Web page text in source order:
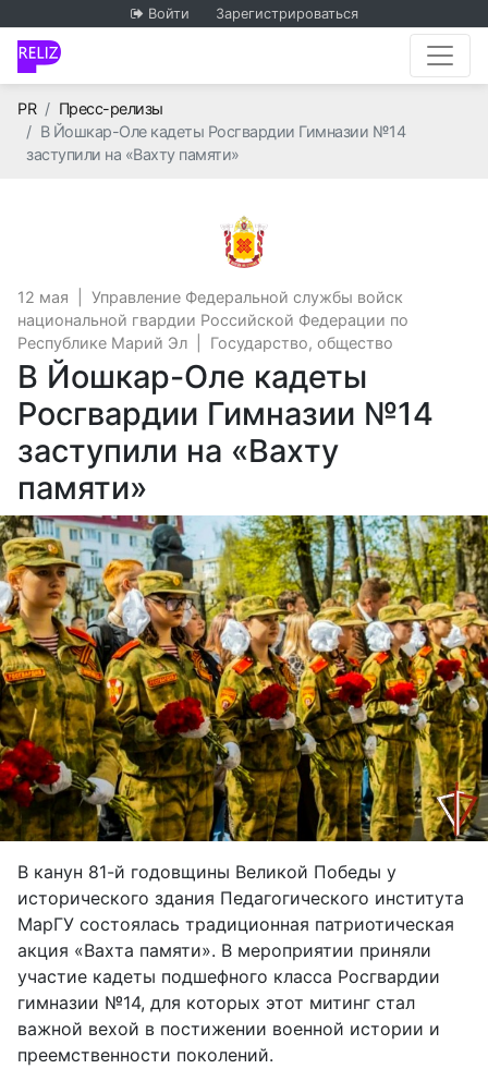
Войти Зарегистрироваться
PRГлавная
Пресс-релизы
В Йошкар-Оле кадеты Росгвардии Гимназии №14
заступили на «Вахту памяти»
Управление
12 мая
Управление Федеральной службы войск
национальной гвардии Российской Федерации по
Республике Марий Эл
Государство, общество
В Йошкар-Оле кадеты
Росгвардии Гимназии №14
заступили на «Вахту
памяти»
В канун 81-й годовщины Великой Победы у
исторического здания Педагогического института
МарГУ состоялась традиционная патриотическая
акция «Вахта памяти». В мероприятии приняли
участие кадеты подшефного класса Росгвардии
гимназии №14, для которых этот митинг стал
важной вехой в постижении военной истории и
преемственности поколений.